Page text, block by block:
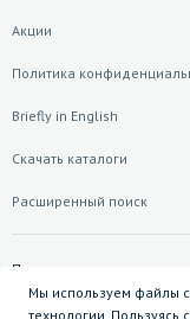
Акции
Политика
Briefly in English
Скачать каталоги
Расширенный поиск
Подписаться на рассылку
Мы используем файлы
технологии. Пользуясь